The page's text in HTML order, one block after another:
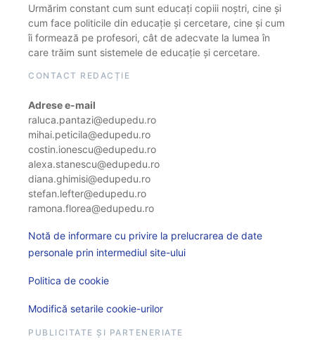
Urmărim constant cum sunt educați copiii noștri, cine și
cum face politicile din educație și cercetare, cine și cum
îi formează pe profesori, cât de adecvate la lumea în
care trăim sunt sistemele de educație și cercetare.
CONTACT REDACȚIE
Adrese e-mail
raluca.pantazi@edupedu.ro
mihai.peticila@edupedu.ro
costin.ionescu@edupedu.ro
alexa.stanescu@edupedu.ro
diana.ghimisi@edupedu.ro
stefan.lefter@edupedu.ro
ramona.florea@edupedu.ro
Notă de informare cu privire la prelucrarea de date
personale prin intermediul site-ului
Politica de cookie
Modifică setarile cookie-urilor
PUBLICITATE ȘI PARTENERIATE